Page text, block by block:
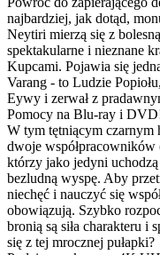
najbardziej, jak dotąd,
Neytiri mierzą się z
spektakularne i nieznane
Kupcami. Pojawia się
Varang - to Ludzie
Eywy i zerwał z
Pomocy na Blu-ray i
W tym tętniącym czarnym
dwoje
którzy jako jedyni
bezludną wyspę. Aby
niechęć i nauczyć się
obowiązują. Szybko
bronią są siła charakteru i
się z tej mrocznej pułapki?